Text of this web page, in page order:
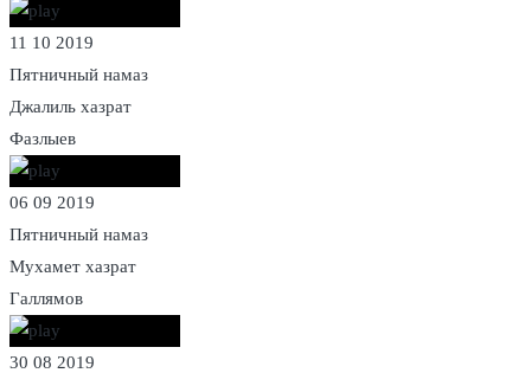
11 10 2019
Пятничный намаз
Джалиль хазрат
Фазлыев
06 09 2019
Пятничный намаз
Мухамет хазрат
Галлямов
30 08 2019